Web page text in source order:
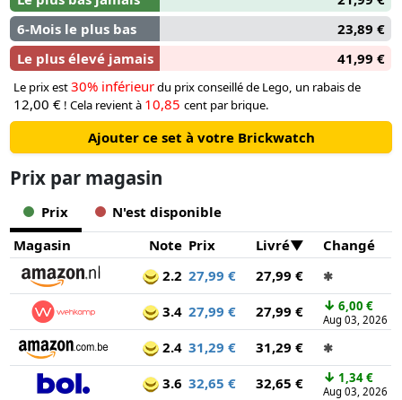
6-Mois le plus bas
23,89 €
Le plus élevé jamais
41,99 €
Le prix est30% inférieurdu prix conseillé de Lego, un rabais de
12,00 € ! Cela revient à 10,85 cent par brique.
Ajouter ce set à votre Brickwatch
Prix ​​par magasin
Prix
N'est disponible
Magasin
Note Prix Livré
Changé
2.2 27,99 € 27,99 € ✱
3.4 27,99 € 27,99 € ↓ 6,00 €
Aug 03, 2026
2.4 31,29 € 31,29 € ✱
3.6 32,65 € 32,65 € ↓ 1,34 €
Aug 03, 2026